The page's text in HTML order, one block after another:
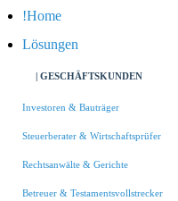
Home
Lösungen
| GESCHÄFTSKUNDEN
Investoren & Bauträger
Steuerberater & Wirtschaftsprüfer
Rechtsanwälte & Gerichte
Betreuer & Testamentsvollstrecker